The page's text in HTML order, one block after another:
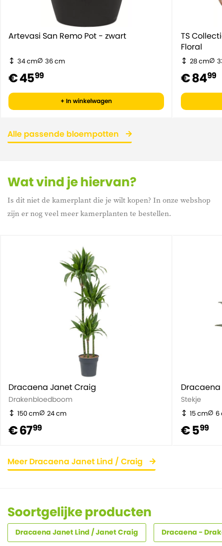
Artevasi San Remo Pot - zwart
34 cm 36 cm
€ 4599
+ In winkelwagen
TS
Floral
28 cm
€ 8499
Alle passende bloempotten
Wat vind je hiervan?
Is dit niet de kamerplant die je wilt kopen? In onze webshop
zijn er nog veel meer kamerplanten te bestellen.
Dracaena Janet Craig
Drakenbloedboom
150 cm 24 cm
€ 6799
Stekje
15 cm 6
€ 599
Meer Dracaena Janet Lind / Craig
Soortgelijke producten
Dracaena Janet Lind / Janet Craig Dracaena -